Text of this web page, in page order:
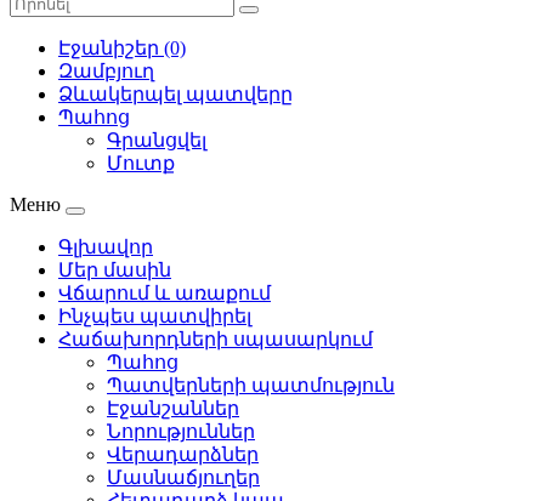
Էջանիշեր (0)
Զամբյուղ
Ձևակերպել պատվերը
Պահոց
Գրանցվել
Մուտք
Меню
Գլխավոր
Մեր մասին
Վճարում և առաքում
Ինչպես պատվիրել
Հաճախորդների սպասարկում
Պահոց
Պատվերների պատմություն
Էջանշաններ
Նորություններ
Վերադարձներ
Մասնաճյուղեր